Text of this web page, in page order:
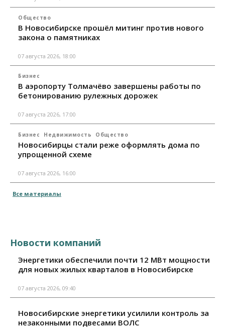
Общество
В Новосибирске прошёл митинг против нового
закона о памятниках
07 августа 2026, 18:00
Бизнес
В аэропорту Толмачёво завершены работы по
бетонированию рулежных дорожек
07 августа 2026, 17:00
Бизнес Недвижимость Общество
Новосибирцы стали реже оформлять дома по
упрощенной схеме
07 августа 2026, 16:00
Все материалы
Новости компаний
Энергетики обеспечили почти 12 МВт мощности
для новых жилых кварталов в Новосибирске
07 августа 2026, 09:40
Новосибирские энергетики усилили контроль за
незаконными подвесами ВОЛС